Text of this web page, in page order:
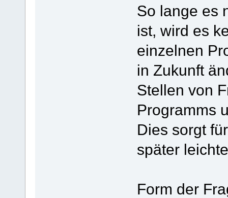
So lange es
ist, wird es
einzelnen
in Zukunft
Stellen von
Programms
Dies sorgt
später
Form der